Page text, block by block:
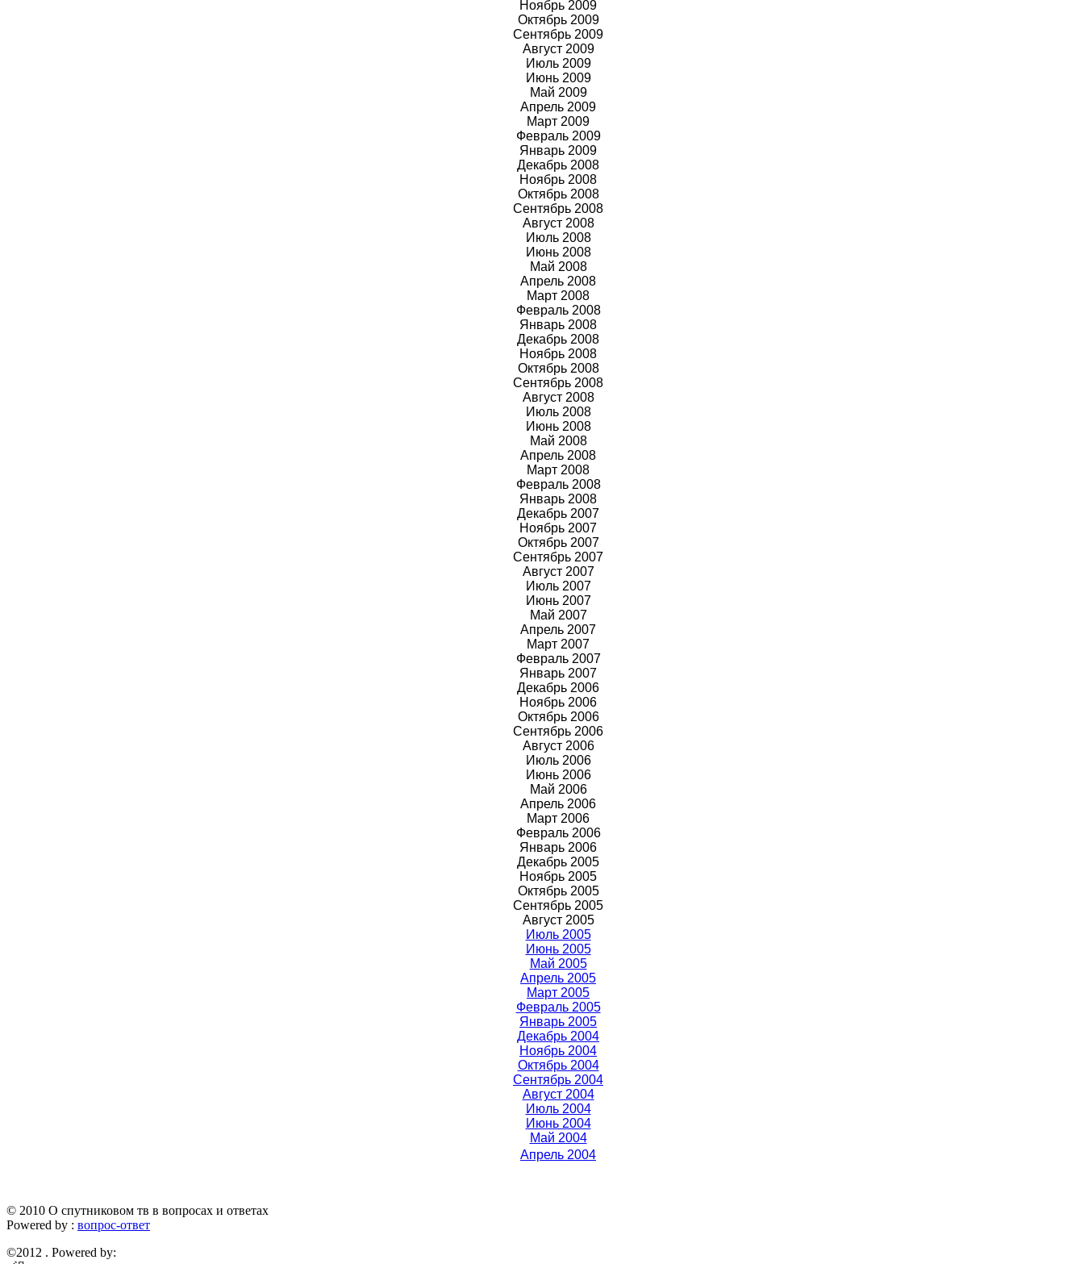
Ноябрь 2009
Октябрь 2009
Сентябрь 2009
Август 2009
Июль 2009
Июнь 2009
Май 2009
Апрель 2009
Март 2009
Февраль 2009
Январь 2009
Декабрь 2008
Ноябрь 2008
Октябрь 2008
Сентябрь 2008
Август 2008
Июль 2008
Июнь 2008
Май 2008
Апрель 2008
Март 2008
Февраль 2008
Январь 2008
Декабрь 2008
Ноябрь 2008
Октябрь 2008
Сентябрь 2008
Август 2008
Июль 2008
Июнь 2008
Май 2008
Апрель 2008
Март 2008
Февраль 2008
Январь 2008
Декабрь 2007
Ноябрь 2007
Октябрь 2007
Сентябрь 2007
Август 2007
Июль 2007
Июнь 2007
Май 2007
Апрель 2007
Март 2007
Февраль 2007
Январь 2007
Декабрь 2006
Ноябрь 2006
Октябрь 2006
Сентябрь 2006
Август 2006
Июль 2006
Июнь 2006
Май 2006
Апрель 2006
Март 2006
Февраль 2006
Январь 2006
Декабрь 2005
Ноябрь 2005
Октябрь 2005
Сентябрь 2005
Август 2005
Июль 2005
Июнь 2005
Май 2005
Апрель 2005
Март 2005
Февраль 2005
Январь 2005
Декабрь 2004
Ноябрь 2004
Октябрь 2004
Сентябрь 2004
Август 2004
Июль 2004
Июнь 2004
Май 2004
Апрель 2004
© 2010 О спутниковом тв в вопросах и ответах
Powered by : вопрос-ответ
©2012 . Powered by: